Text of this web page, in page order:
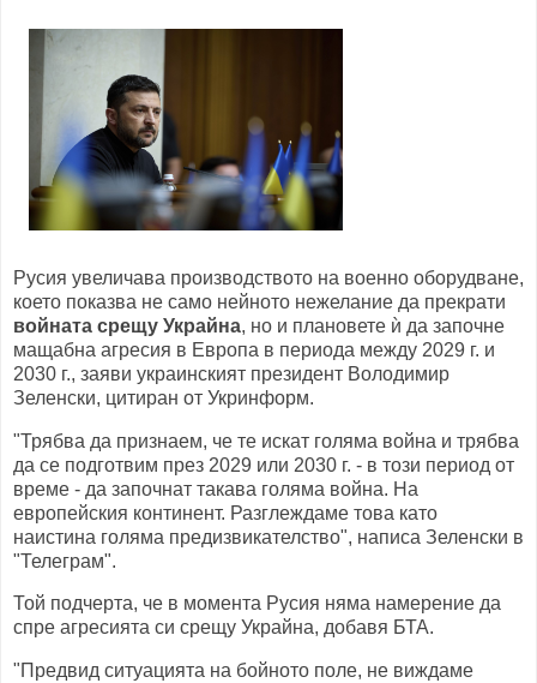
Русия увеличава производството на военно оборудване,
което показва не само нейното нежелание да прекрати
войната срещу Украйна, но и плановете ѝ да започне
мащабна агресия в Европа в периода между 2029 г. и
2030 г., заяви украинският президент Володимир
Зеленски, цитиран от Укринформ.
"Трябва да признаем, че те искат голяма война и трябва
да се подготвим през 2029 или 2030 г. - в този период от
време - да започнат такава голяма война. На
европейския континент. Разглеждаме това като
наистина голяма предизвикателство", написа Зеленски в
"Телеграм".
Той подчерта, че в момента Русия няма намерение да
спре агресията си срещу Украйна, добавя БТА.
"Предвид ситуацията на бойното поле, не виждаме